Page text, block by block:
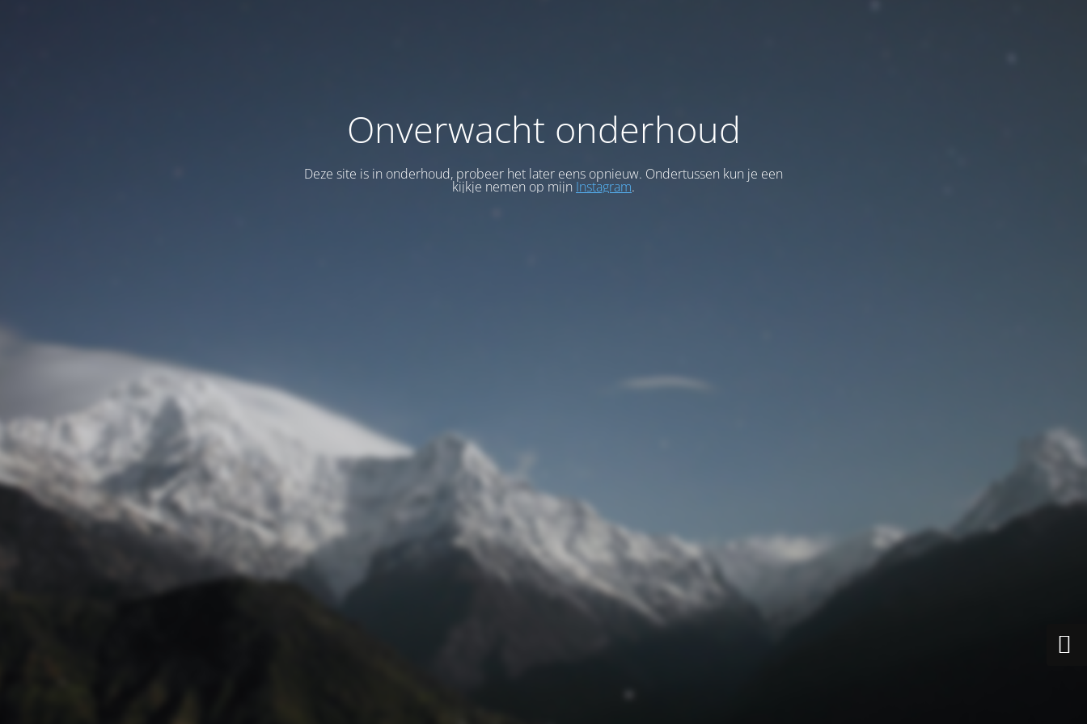
Onverwacht onderhoud
Deze site is in onderhoud, probeer het later eens opnieuw. Ondertussen kun je een
kijkje nemen op mijn Instagram.